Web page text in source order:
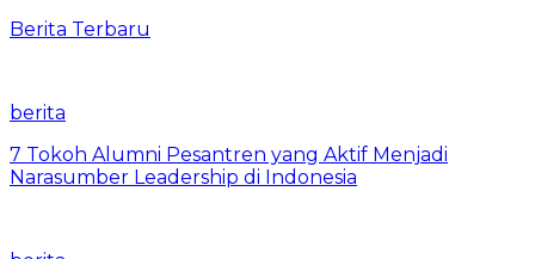
Berita Terbaru
berita
7 Tokoh Alumni Pesantren yang Aktif Menjadi
Narasumber Leadership di Indonesia